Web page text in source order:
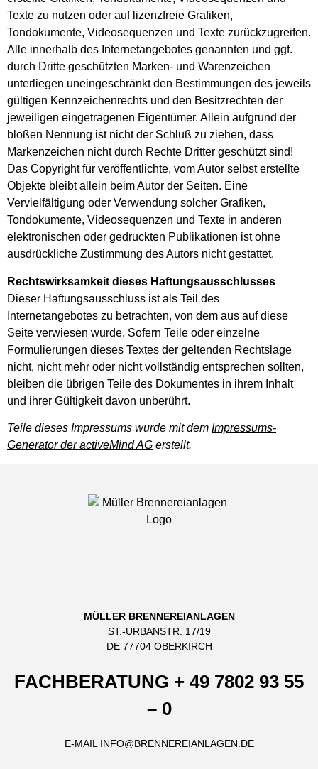
Texte zu nutzen oder auf lizenzfreie Grafiken,
Tondokumente, Videosequenzen und Texte zurückzugreifen.
Alle innerhalb des Internetangebotes genannten und ggf.
durch Dritte geschützten Marken- und Warenzeichen
unterliegen uneingeschränkt den Bestimmungen des jeweils
gültigen Kennzeichenrechts und den Besitzrechten der
jeweiligen eingetragenen Eigentümer. Allein aufgrund der
bloßen Nennung ist nicht der Schluß zu ziehen, dass
Markenzeichen nicht durch Rechte Dritter geschützt sind!
Das Copyright für veröffentlichte, vom Autor selbst erstellte
Objekte bleibt allein beim Autor der Seiten. Eine
Vervielfältigung oder Verwendung solcher Grafiken,
Tondokumente, Videosequenzen und Texte in anderen
elektronischen oder gedruckten Publikationen ist ohne
ausdrückliche Zustimmung des Autors nicht gestattet.
Rechtswirksamkeit dieses Haftungsausschlusses
Dieser Haftungsausschluss ist als Teil des
Internetangebotes zu betrachten, von dem aus auf diese
Seite verwiesen wurde. Sofern Teile oder einzelne
Formulierungen dieses Textes der geltenden Rechtslage
nicht, nicht mehr oder nicht vollständig entsprechen sollten,
bleiben die übrigen Teile des Dokumentes in ihrem Inhalt
und ihrer Gültigkeit davon unberührt.
Teile dieses Impressums wurde mit dem Impressums-
Generator der activeMind AG erstellt.
MÜLLER BRENNEREIANLAGEN
ST.-URBANSTR. 17/19
DE 77704 OBERKIRCH
FACHBERATUNG + 49 7802 93 55
– 0
E-MAIL INFO@BRENNEREIANLAGEN.DE